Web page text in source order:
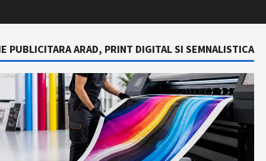
PUBLICITARA ARAD, PRINT DIGITAL SI SEMNALISTICA